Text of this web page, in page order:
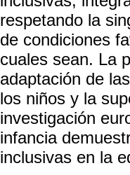
respetando la
de condiciones
cuales sean. La
adaptación de
los niños y la
investigación
infancia
inclusivas en la